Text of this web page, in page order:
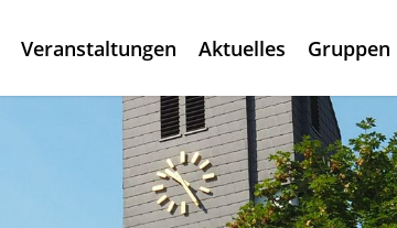
Veranstaltungen Aktuelles Gruppen